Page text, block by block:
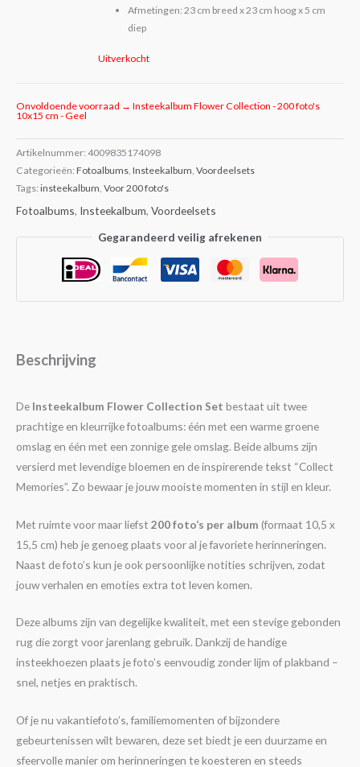
Afmetingen: 23 cm breed x 23 cm hoog x 5 cm
diep
Uitverkocht
Onvoldoende voorraad → Insteekalbum Flower Collection - 200 foto's
10x15 cm - Geel
Artikelnummer: 4009835174098
Categorieën: Fotoalbums, Insteekalbum, Voordeelsets
Tags: insteekalbum, Voor 200 foto's
Fotoalbums, Insteekalbum, Voordeelsets
Gegarandeerd veilig afrekenen
Beschrijving
De Insteekalbum Flower Collection Set bestaat uit twee
prachtige en kleurrijke fotoalbums: één met een warme groene
omslag en één met een zonnige gele omslag. Beide albums zijn
versierd met levendige bloemen en de inspirerende tekst “Collect
Memories”. Zo bewaar je jouw mooiste momenten in stijl en kleur.
Met ruimte voor maar liefst 200 foto’s per album (formaat 10,5 x
15,5 cm) heb je genoeg plaats voor al je favoriete herinneringen.
Naast de foto’s kun je ook persoonlijke notities schrijven, zodat
jouw verhalen en emoties extra tot leven komen.
Deze albums zijn van degelijke kwaliteit, met een stevige gebonden
rug die zorgt voor jarenlang gebruik. Dankzij de handige
insteekhoezen plaats je foto’s eenvoudig zonder lijm of plakband –
snel, netjes en praktisch.
Of je nu vakantiefoto’s, familiemomenten of bijzondere
gebeurtenissen wilt bewaren, deze set biedt je een duurzame en
sfeervolle manier om herinneringen te koesteren en steeds